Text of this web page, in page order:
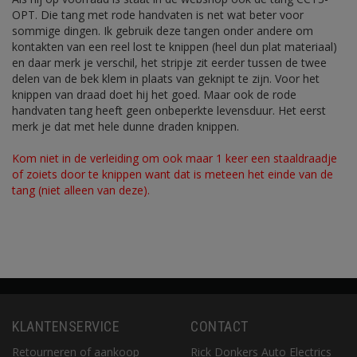
OPT. Die tang met rode handvaten is net wat beter voor
sommige dingen. Ik gebruik deze tangen onder andere om
kontakten van een reel lost te knippen (heel dun plat materiaal)
en daar merk je verschil, het stripje zit eerder tussen de twee
delen van de bek klem in plaats van geknipt te zijn. Voor het
knippen van draad doet hij het goed. Maar ook de rode
handvaten tang heeft geen onbeperkte levensduur. Het eerst
merk je dat met hele dunne draden knippen.
Kom niet in de verleiding om ook maar 1 keer een staaldraadje
of zoiets door te knippen want dat is meteen het einde van de
tang (niet alleen van deze).
KLANTENSERVICE
Retourneren of aankoop
CONTACT
Rick Donkers Auto Electrics